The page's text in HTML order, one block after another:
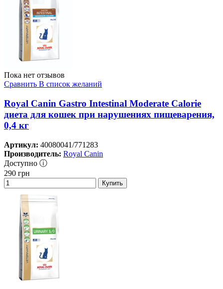
Пока нет отзывов
Сравнить В список желаний
Royal Canin Gastro Intestinal Moderate Calorie
диета для кошек при нарушениях пищеварения,
0,4 кг
Артикул: 40080041/771283
Производитель: Royal Canin
Доступно ⓘ
290 грн
Купить